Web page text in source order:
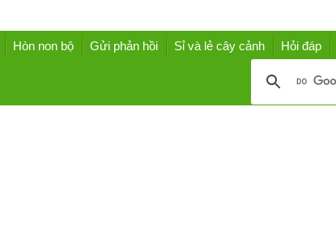
Hòn non bộ Gửi phản hồi Sỉ và lẻ cây cảnh Hỏi đáp